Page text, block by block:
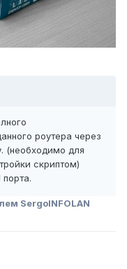
роутера через
(необходимо для
скриптом)
SergoINFOLAN